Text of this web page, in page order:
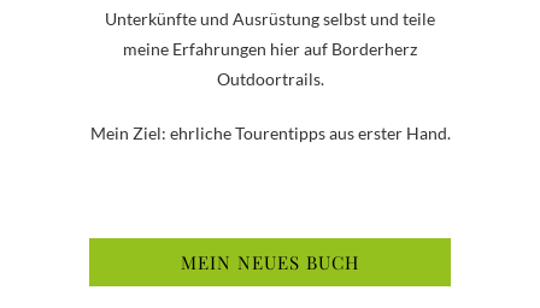
Unterkünfte und Ausrüstung selbst und teile
meine Erfahrungen hier auf Borderherz
Outdoortrails.
Mein Ziel: ehrliche Tourentipps aus erster Hand.
MEIN NEUES BUCH